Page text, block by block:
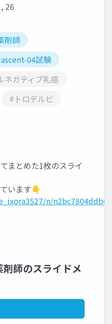
26
剤師
04試験
ネガティブ乳癌
#トロデルビ
まとめた1枚のスライ
います👇
n/n2bc7804ddb67
師のスライドメ